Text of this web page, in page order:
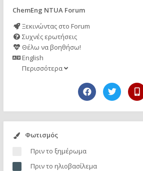
ChemEng NTUA Forum
Ξεκινώντας στο Forum
Συχνές ερωτήσεις
Θέλω να βοηθήσω!
English
Περισσότερα
Φωτισμός
Πριν το ξημέρωμα
Πριν το ηλιοβασίλεμα